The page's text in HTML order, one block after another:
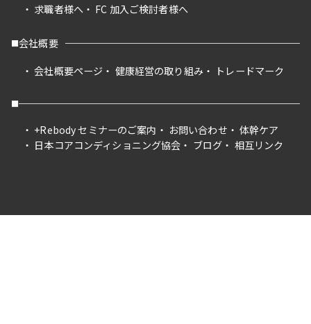
求職者様へ
FC 加入ご検討者様へ
会社概要
会社概要ページ
健康経営の取り組み トレードマーク
+Rebody セミナーのご案内 お問い合わせ
体幹ケア
日本コアコンディショニング協会
ブログ 相互リンク